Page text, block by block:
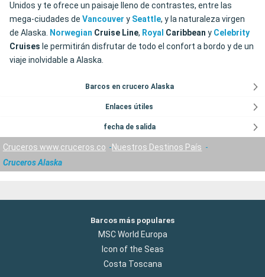
Unidos y te ofrece un paisaje lleno de contrastes, entre las
mega-ciudades de Vancouver y Seattle, y la naturaleza virgen
de Alaska. Norwegian Cruise Line, Royal Caribbean y Celebrity
Cruises le permitirán disfrutar de todo el confort a bordo y de un
viaje inolvidable a Alaska.
Barcos en crucero Alaska
Enlaces útiles
fecha de salida
Cruceros www.cruceros.co
Nuestros Destinos País
Cruceros Alaska
Barcos más populares
MSC World Europa
Icon of the Seas
Costa Toscana